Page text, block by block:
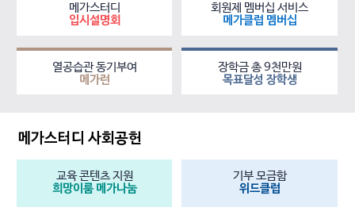
메가스터디
입시설명회
회원제 멤버십 서비스
메가클럽 멤버십
열공습관 동기부여
메가런
장학금 총 9천만원
목표달성 장학생
메가스터디 사회공헌
교육 콘텐츠 지원
희망이룸 메가나눔
기부 모금함
위드클럽